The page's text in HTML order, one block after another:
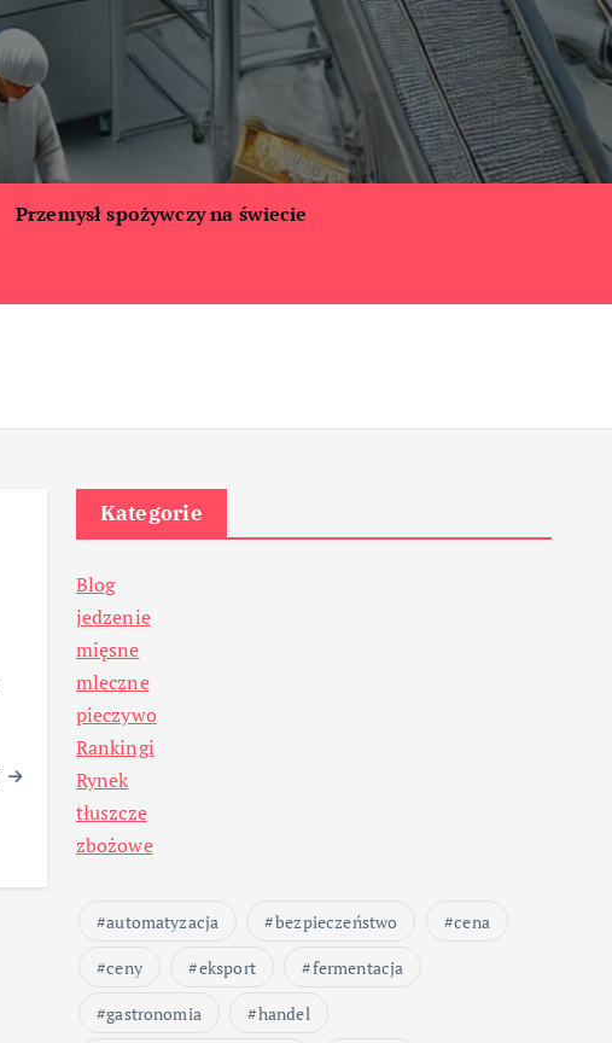
Przemysł spożywczy na świecie
Kategorie
Blog
jedzenie
mięsne
mleczne
pieczywo
Rankingi
Rynek
tłuszcze
zbożowe
automatyzacja bezpieczeństwo
cena
ceny
eksport
fermentacja
gastronomia
handel